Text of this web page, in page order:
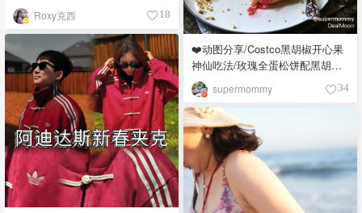
Roxy克西 18
❤️动图分享/Costco黑胡椒开心果
神仙吃法/玫瑰全蛋松饼配黑胡椒
开心果碎太惊艳😍
supermommy 34